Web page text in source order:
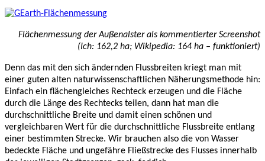
Flächenmessung der Außenalster als kommentierter Screenshot
(Ich: 162,2 ha; Wikipedia: 164 ha – funktioniert)
Denn das mit den sich ändernden Flussbreiten kriegt man mit
einer guten alten naturwissenschaftlichen Näherungsmethode hin:
Einfach ein flächengleiches Rechteck erzeugen und die Fläche
durch die Länge des Rechtecks teilen, dann hat man die
durchschnittliche Breite und damit einen schönen und
vergleichbaren Wert für die durchschnittliche Flussbreite entlang
einer bestimmten Strecke. Wir brauchen also die von Wasser
bedeckte Fläche und ungefähre Fließstrecke des Flusses innerhalb